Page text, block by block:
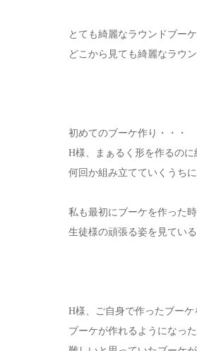
とても綺麗なラウンドブーケ
どこから見ても綺麗なラウン
初めてのブーケ作り・・・
H様、まぁるく形を作るのに
何回か組み立てていくうち
私も最初にブーケを作った
生徒様の頑張る姿を見てい
H様、ご自身で作ったブーケ
ブーケが作れるようになっ